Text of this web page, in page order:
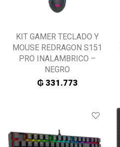
KIT GAMER TECLADO Y
MOUSE REDRAGON S151
PRO INALAMBRICO –
NEGRO
₲331.773